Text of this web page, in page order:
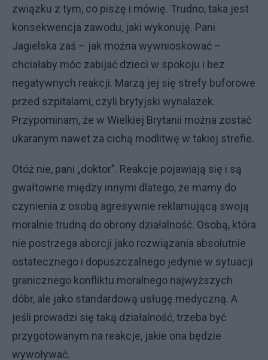
związku z tym, co piszę i mówię. Trudno, taka jest
konsekwencja zawodu, jaki wykonuję. Pani
Jagielska zaś – jak można wywnioskować –
chciałaby móc zabijać dzieci w spokoju i bez
negatywnych reakcji. Marzą jej się strefy buforowe
przed szpitalami, czyli brytyjski wynalazek.
Przypominam, że w Wielkiej Brytanii można zostać
ukaranym nawet za cichą modlitwę w takiej strefie.
Otóż nie, pani „doktor”. Reakcje pojawiają się i są
gwałtowne między innymi dlatego, że mamy do
czynienia z osobą agresywnie reklamującą swoją
moralnie trudną do obrony działalność. Osobą, która
nie postrzega aborcji jako rozwiązania absolutnie
ostatecznego i dopuszczalnego jedynie w sytuacji
granicznego konfliktu moralnego najwyższych
dóbr, ale jako standardową usługę medyczną. A
jeśli prowadzi się taką działalność, trzeba być
przygotowanym na reakcje, jakie ona będzie
wywoływać.